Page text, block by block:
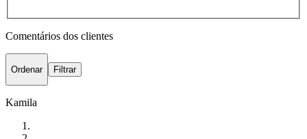
Comentários dos clientes
Ordenar Filtrar
Kamila